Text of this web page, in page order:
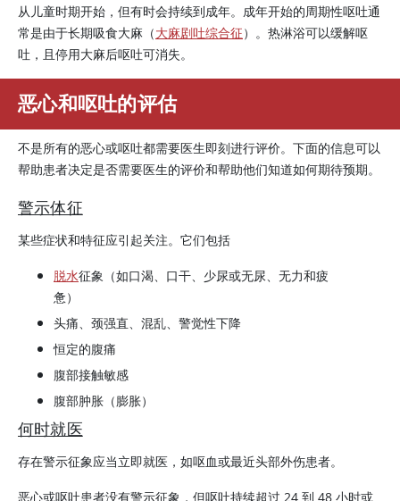
从儿童时期开始，但有时会持续到成年。成年开始的周期性呕吐通
常是由于长期吸食大麻（大麻剧吐综合征）。热淋浴可以缓解呕
吐，且停用大麻后呕吐可消失。
恶心和呕吐的评估
不是所有的恶心或呕吐都需要医生即刻进行评价。下面的信息可以
帮助患者决定是否需要医生的评价和帮助他们知道如何期待预期。
警示体征
某些症状和特征应引起关注。它们包括
脱水征象（如口渴、口干、少尿或无尿、无力和疲
惫）
头痛、颈强直、混乱、警觉性下降
恒定的腹痛
腹部接触敏感
腹部肿胀（膨胀）
何时就医
存在警示征象应当立即就医，如呕血或最近头部外伤患者。
恶心或呕吐患者没有警示征象，但呕吐持续超过 24 到 48 小时或